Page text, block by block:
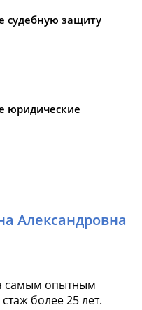
судебную защиту
юридические
Александровна
самым опытным
более 25 лет.